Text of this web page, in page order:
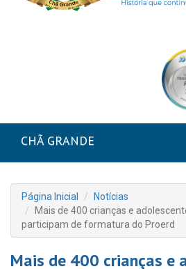
CHÃ GRANDE
Página Inicial
Notícias
Mais de 400 crianças e
participam de formatura do Proerd
Mais de 400 crianças e